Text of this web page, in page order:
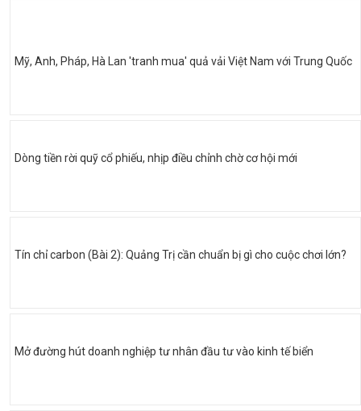
Mỹ, Anh, Pháp, Hà Lan 'tranh mua' quả vải Việt Nam với Trung Quốc
Dòng tiền rời quỹ cổ phiếu, nhịp điều chỉnh chờ cơ hội mới
Tín chỉ carbon (Bài 2): Quảng Trị cần chuẩn bị gì cho cuộc chơi lớn?
Mở đường hút doanh nghiệp tư nhân đầu tư vào kinh tế biển